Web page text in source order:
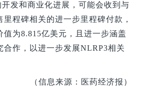
发和商业化进展，可能会收到与
程碑相关的进一步里程碑付款，
值为8.815亿美元，且进一步涵盖
合作，以进一步发展NLRP3相关
（信息来源：医药经济报）